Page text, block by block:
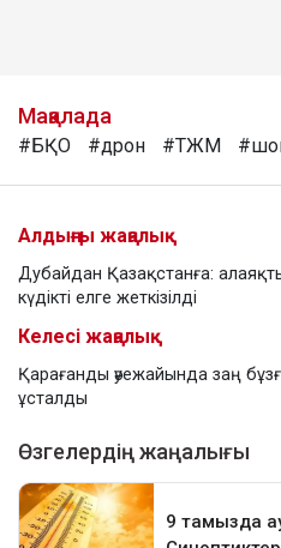
Мақалада
#БҚО #дрон #ТЖМ
Алдыңғы жаңалық
Дубайдан Қазақстанға:
күдікті елге жеткізілді
Келесі жаңалық
Қарағанды әуежайында заң
ұсталды